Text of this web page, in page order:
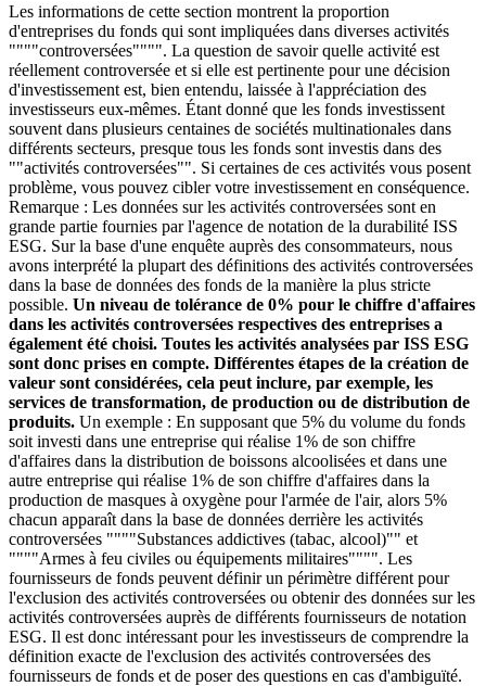
Les informations de cette section montrent la proportion
d'entreprises du fonds qui sont impliquées dans diverses activités
""""controversées"""". La question de savoir quelle activité est
réellement controversée et si elle est pertinente pour une décision
d'investissement est, bien entendu, laissée à l'appréciation des
investisseurs eux-mêmes. Étant donné que les fonds investissent
souvent dans plusieurs centaines de sociétés multinationales dans
différents secteurs, presque tous les fonds sont investis dans des
""activités controversées"". Si certaines de ces activités vous posent
problème, vous pouvez cibler votre investissement en conséquence.
Remarque : Les données sur les activités controversées sont en
grande partie fournies par l'agence de notation de la durabilité ISS
ESG. Sur la base d'une enquête auprès des consommateurs, nous
avons interprété la plupart des définitions des activités controversées
dans la base de données des fonds de la manière la plus stricte
possible. Un niveau de tolérance de 0% pour le chiffre d'affaires
dans les activités controversées respectives des entreprises a
également été choisi. Toutes les activités analysées par ISS ESG
sont donc prises en compte. Différentes étapes de la création de
valeur sont considérées, cela peut inclure, par exemple, les
services de transformation, de production ou de distribution de
produits. Un exemple : En supposant que 5% du volume du fonds
soit investi dans une entreprise qui réalise 1% de son chiffre
d'affaires dans la distribution de boissons alcoolisées et dans une
autre entreprise qui réalise 1% de son chiffre d'affaires dans la
production de masques à oxygène pour l'armée de l'air, alors 5%
chacun apparaît dans la base de données derrière les activités
controversées """"Substances addictives (tabac, alcool)"" et
""""Armes à feu civiles ou équipements militaires"""". Les
fournisseurs de fonds peuvent définir un périmètre différent pour
l'exclusion des activités controversées ou obtenir des données sur les
activités controversées auprès de différents fournisseurs de notation
ESG. Il est donc intéressant pour les investisseurs de comprendre la
définition exacte de l'exclusion des activités controversées des
fournisseurs de fonds et de poser des questions en cas d'ambiguïté.